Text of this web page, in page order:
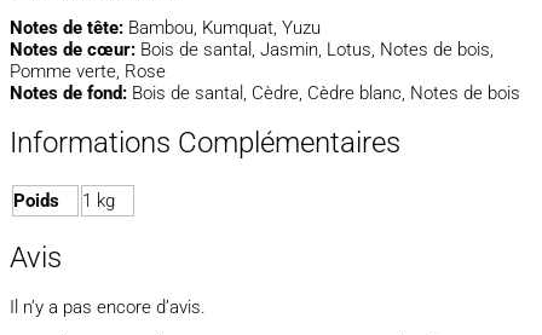
Notes de tête: Bambou, Kumquat, Yuzu
Notes de cœur: Bois de santal, Jasmin, Lotus, Notes de bois,
Pomme verte, Rose
Notes de fond: Bois de santal, Cèdre, Cèdre blanc, Notes de bois
Informations Complémentaires
Poids 1 kg
Avis
Il n’y a pas encore d’avis.